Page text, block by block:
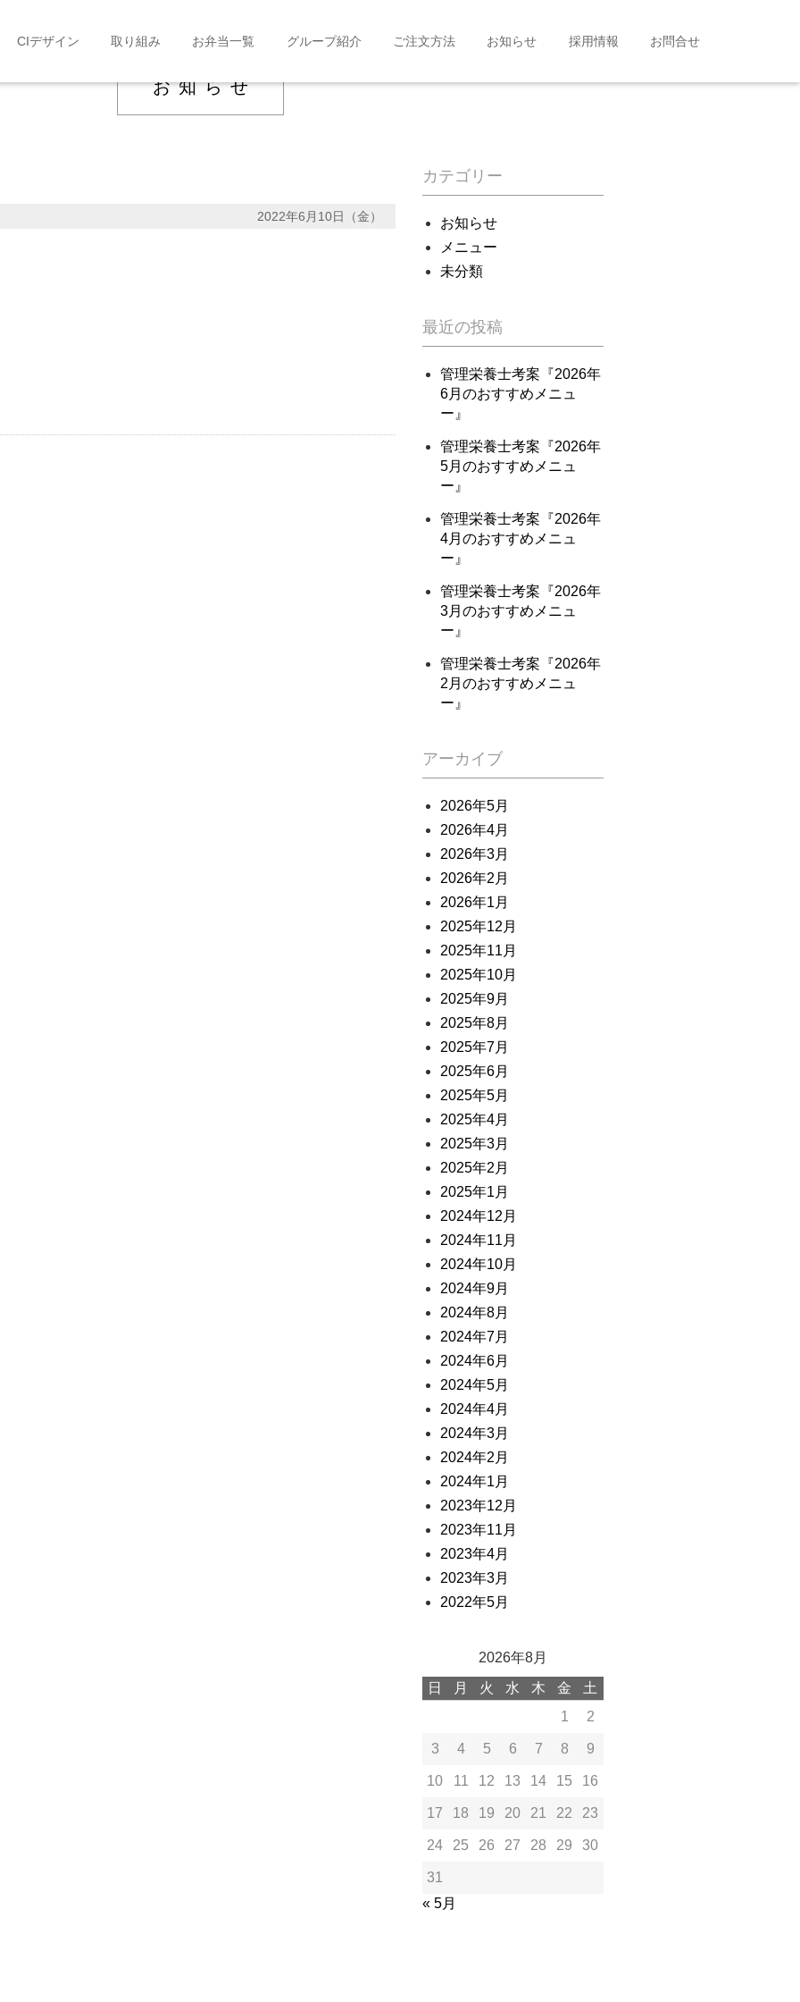
CIデザイン 取り組み お弁当一覧 グループ紹介 ご注文方法 お知らせ 採用情報 お問合せ
お知らせ
2022年6月10日（金）
カテゴリー
お知らせ
メニュー
未分類
最近の投稿
管理栄養士考案『2026年
6月のおすすめメニュ
ー』
管理栄養士考案『2026年
5月のおすすめメニュ
ー』
管理栄養士考案『2026年
4月のおすすめメニュ
ー』
管理栄養士考案『2026年
3月のおすすめメニュ
ー』
管理栄養士考案『2026年
2月のおすすめメニュ
ー』
アーカイブ
2026年5月
2026年4月
2026年3月
2026年2月
2026年1月
2025年12月
2025年11月
2025年10月
2025年9月
2025年8月
2025年7月
2025年6月
2025年5月
2025年4月
2025年3月
2025年2月
2025年1月
2024年12月
2024年11月
2024年10月
2024年9月
2024年8月
2024年7月
2024年6月
2024年5月
2024年4月
2024年3月
2024年2月
2024年1月
2023年12月
2023年11月
2023年4月
2023年3月
2022年5月
2026年8月
日
月 火 水 木 金
土
1
2
3 4 5 6 7 8 9
10 11 12 13 14 15 16
17 18 19 20 21 22 23
24 25 26 27 28 29 30
31
« 5月